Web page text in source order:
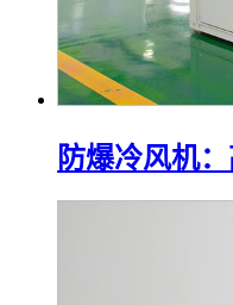
防爆冷风机